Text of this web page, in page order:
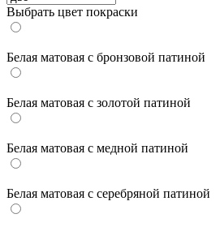
Выбрать цвет покраски
Белая матовая с бронзовой патиной
Белая матовая с золотой патиной
Белая матовая с медной патиной
Белая матовая с серебряной патиной